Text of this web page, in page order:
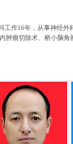
作16年，从事神经
瘤切除术、桥小脑